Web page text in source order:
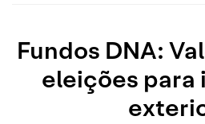
Fundos DNA:
eleições para